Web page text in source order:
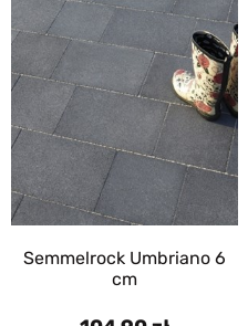
Semmelrock Umbriano 6
cm